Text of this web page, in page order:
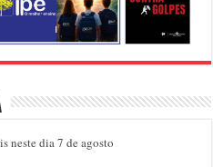
neste dia 7 de agosto